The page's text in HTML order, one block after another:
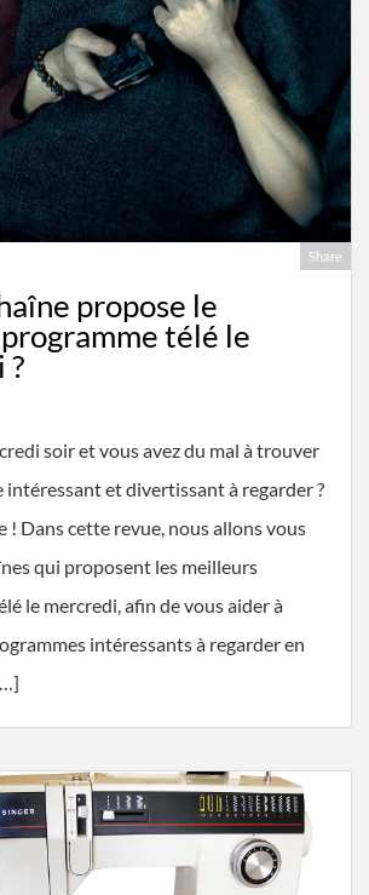
Share
propose le
télé le
?
soir et vous avez du mal à trouver
intéressant et divertissant à regarder ?
! Dans cette revue, nous allons vous
qui proposent les meilleurs
le mercredi, afin de vous aider à
intéressants à regarder en